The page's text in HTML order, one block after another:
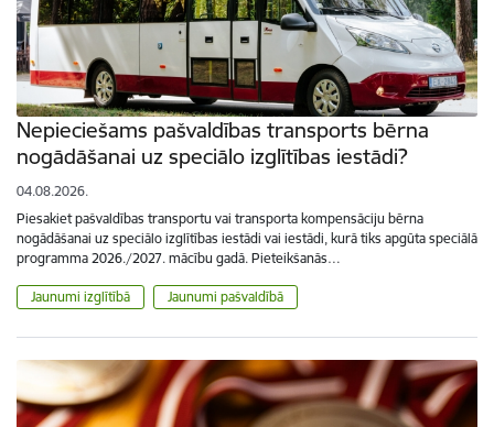
Nepieciešams pašvaldības transports bērna
nogādāšanai uz speciālo izglītības iestādi?
04.08.2026.
Piesakiet pašvaldības transportu vai transporta kompensāciju bērna
nogādāšanai uz speciālo izglītības iestādi vai iestādi, kurā tiks apgūta speciālā
programma 2026./2027. mācību gadā. Pieteikšanās…
Jaunumi izglītībā Jaunumi pašvaldībā